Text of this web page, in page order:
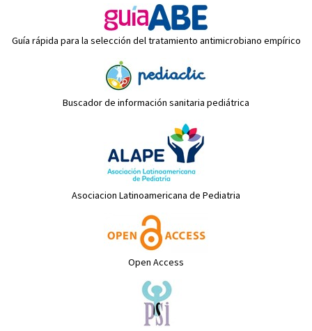
Guía rápida para la selección del tratamiento antimicrobiano empírico
Buscador de información sanitaria pediátrica
Asociacion Latinoamericana de Pediatria
Open Access